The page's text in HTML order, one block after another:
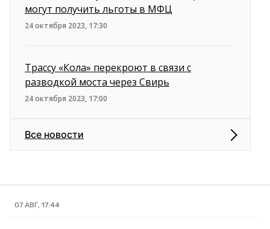
могут получить льготы в МФЦ
24 октября 2023, 17:30
Трассу «Кола» перекроют в связи с
разводкой моста через Свирь
24 октября 2023, 17:00
Все новости
07 АВГ, 17:44